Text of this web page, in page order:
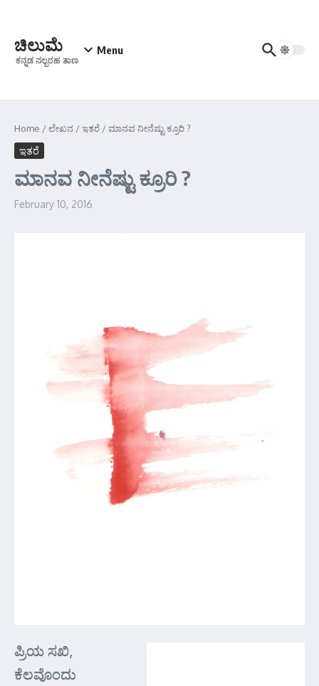
ಚಿಲುಮೆ
ಕನ್ನಡ ನಲ್ಬರಹ ತಾಣ
Menu
Home /ಲೇಖನ /ಇತರೆ /ಮಾನವ ನೀನೆಷ್ಟು ಕ್ರೂರಿ ?
ಇತರೆ
ಮಾನವ ನೀನೆಷ್ಟು ಕ್ರೂರಿ ?
February 10, 2016
ಪ್ರಿಯ ಸಖಿ,
ಕೆಲವೊಂದು